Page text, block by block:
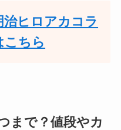
治ヒロアカコラ
こちら
まで？値段やカ